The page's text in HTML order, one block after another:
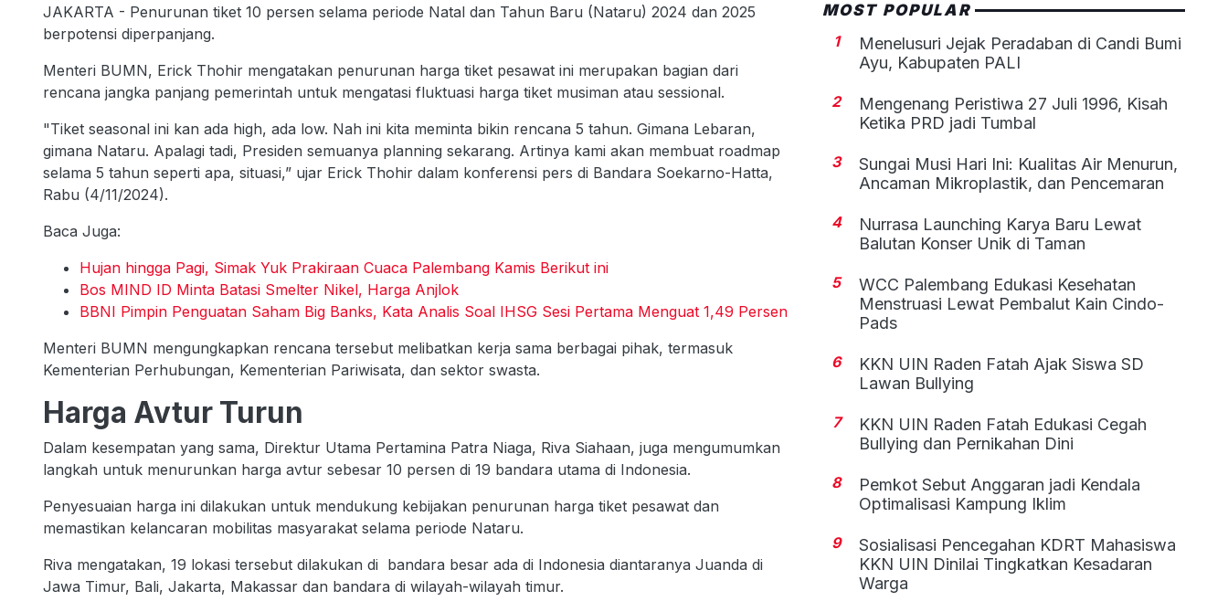
JAKARTA - Penurunan tiket 10 persen selama periode Natal dan Tahun Baru (Nataru) 2024 dan 2025
berpotensi diperpanjang.
Menteri BUMN, Erick Thohir mengatakan penurunan harga tiket pesawat ini merupakan bagian dari
rencana jangka panjang pemerintah untuk mengatasi fluktuasi harga tiket musiman atau sessional.
"Tiket seasonal ini kan ada high, ada low. Nah ini kita meminta bikin rencana 5 tahun. Gimana Lebaran,
gimana Nataru. Apalagi tadi, Presiden semuanya planning sekarang. Artinya kami akan membuat roadmap
selama 5 tahun seperti apa, situasi,” ujar Erick Thohir dalam konferensi pers di Bandara Soekarno-Hatta,
Rabu (4/11/2024).
Baca Juga:
Hujan hingga Pagi, Simak Yuk Prakiraan Cuaca Palembang Kamis Berikut ini
Bos MIND ID Minta Batasi Smelter Nikel, Harga Anjlok
BBNI Pimpin Penguatan Saham Big Banks, Kata Analis Soal IHSG Sesi Pertama Menguat 1,49 Persen
Menteri BUMN mengungkapkan rencana tersebut melibatkan kerja sama berbagai pihak, termasuk
Kementerian Perhubungan, Kementerian Pariwisata, dan sektor swasta.
Harga Avtur Turun
Dalam kesempatan yang sama, Direktur Utama Pertamina Patra Niaga, Riva Siahaan, juga mengumumkan
langkah untuk menurunkan harga avtur sebesar 10 persen di 19 bandara utama di Indonesia.
Penyesuaian harga ini dilakukan untuk mendukung kebijakan penurunan harga tiket pesawat dan
memastikan kelancaran mobilitas masyarakat selama periode Nataru.
Riva mengatakan, 19 lokasi tersebut dilakukan di bandara besar ada di Indonesia diantaranya Juanda di
Jawa Timur, Bali, Jakarta, Makassar dan bandara di wilayah-wilayah timur.
MOST POPULAR
1
Menelusuri Jejak Peradaban di Candi Bumi
Ayu, Kabupaten PALI
2
Mengenang Peristiwa 27 Juli 1996, Kisah
Ketika PRD jadi Tumbal
3
Sungai Musi Hari Ini: Kualitas Air Menurun,
Ancaman Mikroplastik, dan Pencemaran
4
Nurrasa Launching Karya Baru Lewat
Balutan Konser Unik di Taman
5
WCC Palembang Edukasi Kesehatan
Menstruasi Lewat Pembalut Kain Cindo-
Pads
6
KKN UIN Raden Fatah Ajak Siswa SD
Lawan Bullying
7
KKN UIN Raden Fatah Edukasi Cegah
Bullying dan Pernikahan Dini
8
Pemkot Sebut Anggaran jadi Kendala
Optimalisasi Kampung Iklim
9
Sosialisasi Pencegahan KDRT Mahasiswa
KKN UIN Dinilai Tingkatkan Kesadaran
Warga